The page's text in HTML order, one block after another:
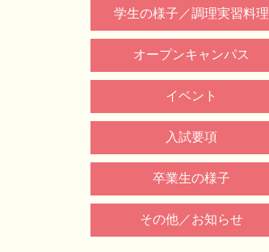
学生の様子／調理実習料理
オープンキャンパス
イベント
入試要項
卒業生の様子
その他／お知らせ